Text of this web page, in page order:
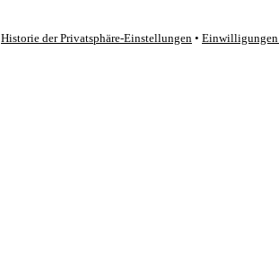
Historie der Privatsphäre-Einstellungen • Einwilligungen